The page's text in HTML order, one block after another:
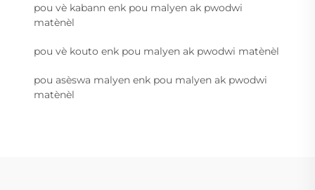
pou vè kabann enk pou malyen ak pwodwi
matènèl
pou vè kouto enk pou malyen ak pwodwi matènèl
pou asèswa malyen enk pou malyen ak pwodwi
matènèl